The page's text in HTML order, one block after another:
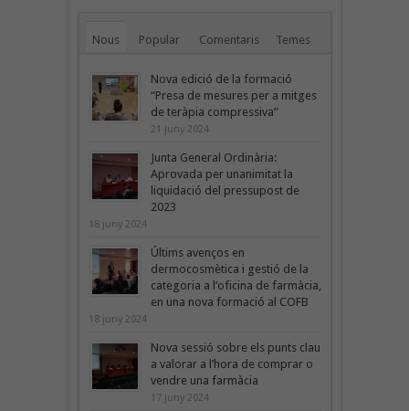
Nous Popular Comentaris Temes
Nova edició de la formació
“Presa de mesures per a mitges
de teràpia compressiva”
21 juny 2024
Junta General Ordinària:
Aprovada per unanimitat la
liquidació del pressupost de
2023
18 juny 2024
Últims avenços en
dermocosmètica i gestió de la
categoria a l’oficina de farmàcia,
en una nova formació al COFB
18 juny 2024
Nova sessió sobre els punts clau
a valorar a l’hora de comprar o
vendre una farmàcia
17 juny 2024